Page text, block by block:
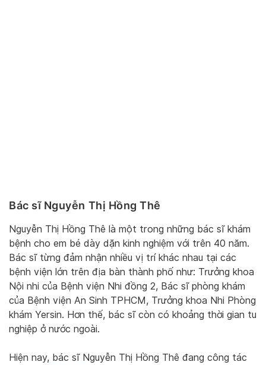
Bác sĩ Nguyễn Thị Hồng Thê
Nguyễn Thị Hồng Thê là một trong những bác sĩ khám
bệnh cho em bé dày dặn kinh nghiệm với trên 40 năm.
Bác sĩ từng đảm nhận nhiều vị trí khác nhau tại các
bệnh viện lớn trên địa bàn thành phố như: Trưởng khoa
Nội nhi của Bệnh viện Nhi đồng 2, Bác sĩ phòng khám
của Bệnh viện An Sinh TPHCM, Trưởng khoa Nhi Phòng
khám Yersin. Hơn thế, bác sĩ còn có khoảng thời gian tu
nghiệp ở nước ngoài.
Hiện nay, bác sĩ Nguyễn Thị Hồng Thê đang công tác